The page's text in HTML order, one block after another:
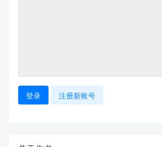
登录 注册新账号